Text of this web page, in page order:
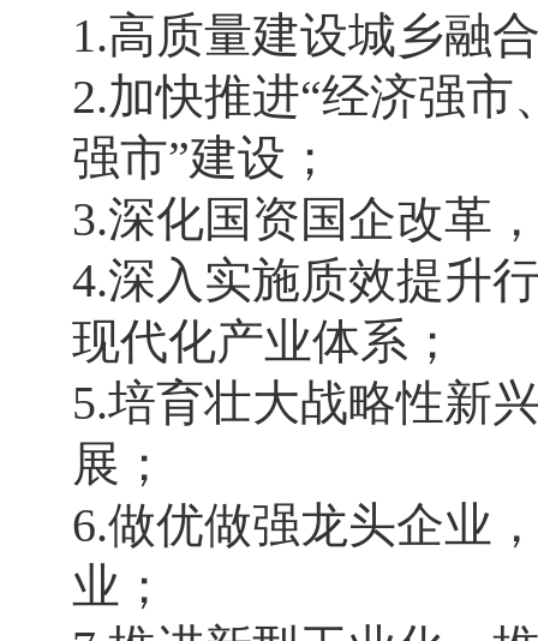
1.高质量建设城乡融
2.加快推进“经济强
强市”建设；
3.深化国资国企改革
4.深入实施质效提升
现代化产业体系；
5.培育壮大战略性新
展；
6.做优做强龙头企业
业；